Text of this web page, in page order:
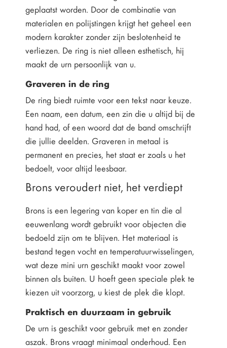
geplaatst worden. Door de combinatie van
materialen en polijstingen krijgt het geheel een
modern karakter zonder zijn beslotenheid te
verliezen. De ring is niet alleen esthetisch, hij
maakt de urn persoonlijk van u.
Graveren in de ring
De ring biedt ruimte voor een tekst naar keuze.
Een naam, een datum, een zin die u altijd bij de
hand had, of een woord dat de band omschrijft
die jullie deelden. Graveren in metaal is
permanent en precies, het staat er zoals u het
bedoelt, voor altijd leesbaar.
Brons veroudert niet, het verdiept
Brons is een legering van koper en tin die al
eeuwenlang wordt gebruikt voor objecten die
bedoeld zijn om te blijven. Het materiaal is
bestand tegen vocht en temperatuurwisselingen,
wat deze mini urn geschikt maakt voor zowel
binnen als buiten. U hoeft geen speciale plek te
kiezen uit voorzorg, u kiest de plek die klopt.
Praktisch en duurzaam in gebruik
De urn is geschikt voor gebruik met en zonder
aszak. Brons vraagt minimaal onderhoud. Een